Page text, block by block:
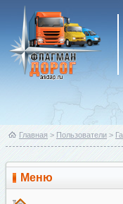
Главная > Пользователи >
Меню